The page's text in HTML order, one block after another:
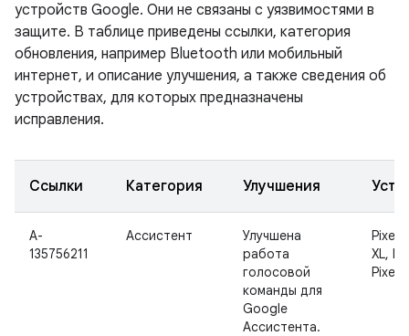
устройств Google. Они не связаны с уязвимостями в
защите. В таблице приведены ссылки, категория
обновления, например Bluetooth или мобильный
интернет, и описание улучшения, а также сведения об
устройствах, для которых предназначены
исправления.
Ссылки Категория Улучшения
A-
135756211
Ассистент
Улучшена
работа
голосовой
команды для
Google
Ассистента.
Pixel
XL,
Pixel